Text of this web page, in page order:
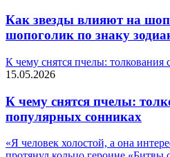
Как звезды влияют на
шопоголик по знаку
К чему снятся пчелы: толкования
15.05.2026
К чему снятся пчелы:
популярных сонниках
«Я человек холостой, а она